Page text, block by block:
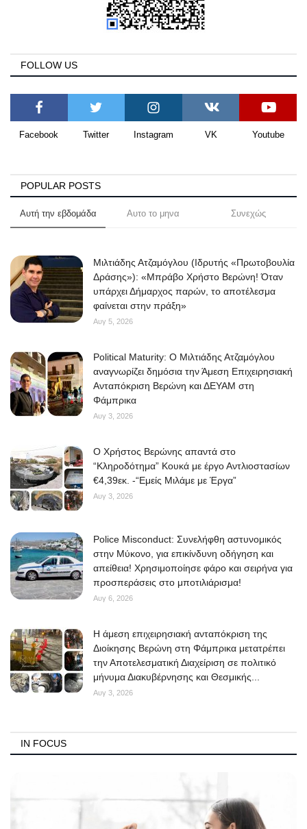
FOLLOW US
Facebook Twitter Instagram VK Youtube
POPULAR POSTS
Αυτή την εβδομάδα Αυτο το μηνα Συνεχώς
Μιλτιάδης Ατζαμόγλου (Ιδρυτής «Πρωτοβουλία
Δράσης»): «Μπράβο Χρήστο Βερώνη! Όταν
υπάρχει Δήμαρχος παρών, το αποτέλεσμα
φαίνεται στην πράξη»
Αυγ 5, 2026
Political Maturity: Ο Μιλτιάδης Ατζαμόγλου
αναγνωρίζει δημόσια την Άμεση Επιχειρησιακή
Ανταπόκριση Βερώνη και ΔΕΥΑΜ στη
Φάμπρικα
Αυγ 3, 2026
O Χρήστος Βερώνης απαντά στο
“Κληροδότημα” Κουκά με έργο Αντλιοστασίων
€4,39εκ. -“Εμείς Μιλάμε με Έργα”
Αυγ 3, 2026
Police Misconduct: Συνελήφθη αστυνομικός
στην Μύκονο, για επικίνδυνη οδήγηση και
απείθεια! Χρησιμοποίησε φάρο και σειρήνα για
προσπεράσεις στο μποτιλιάρισμα!
Αυγ 6, 2026
Η άμεση επιχειρησιακή ανταπόκριση της
Διοίκησης Βερώνη στη Φάμπρικα μετατρέπει
την Αποτελεσματική Διαχείριση σε πολιτικό
μήνυμα Διακυβέρνησης και Θεσμικής...
Αυγ 3, 2026
IN FOCUS